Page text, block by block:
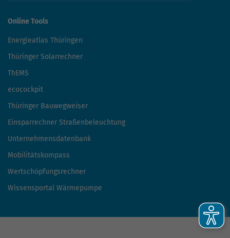
Online Tools
Energieatlas Thüringen
Thüringer Solarrechner
ThEMS
ecocockpit
Thüringer Bauwegweiser
Einsparrechner Straßenbeleuchtung
Unternehmensdatenbank
Mobilitätskompass
Wertschöpfungsrechner
Wissensportal Wärmepumpe